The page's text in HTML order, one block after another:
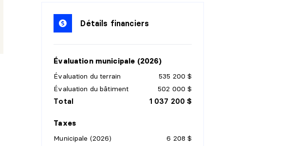
Détails financiers
Évaluation municipale (2026)
Évaluation du terrain
535 200 $
Évaluation du bâtiment
502 000 $
Total 1 037 200 $
Taxes
Municipale (2026)
6 208 $